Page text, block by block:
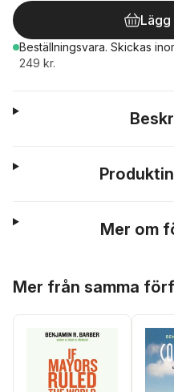
Beställningsvara. Skickas
249 kr.
Mer om
Mer från samma